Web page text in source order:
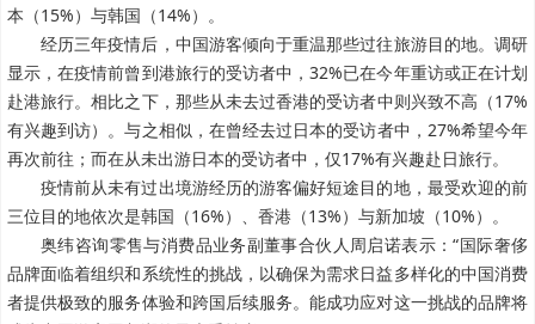
本（15%）与韩国（14%）。
经历三年疫情后，中国游客倾向于重温那些过往旅游目的地。调研
显示，在疫情前曾到港旅行的受访者中，32%已在今年重访或正在计划
赴港旅行。相比之下，那些从未去过香港的受访者中则兴致不高（17%
有兴趣到访）。与之相似，在曾经去过日本的受访者中，27%希望今年
再次前往；而在从未出游日本的受访者中，仅17%有兴趣赴日旅行。
疫情前从未有过出境游经历的游客偏好短途目的地，最受欢迎的前
三位目的地依次是韩国（16%）、香港（13%）与新加坡（10%）。
奥纬咨询零售与消费品业务副董事合伙人周启诺表示：“国际奢侈
品牌面临着组织和系统性的挑战，以确保为需求日益多样化的中国消费
者提供极致的服务体验和跨国后续服务。能成功应对这一挑战的品牌将